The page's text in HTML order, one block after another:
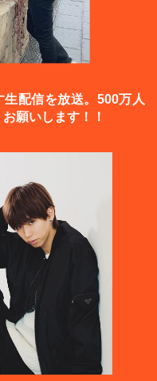
配信を放送。500万人
願いします！！